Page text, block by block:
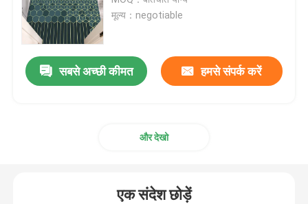
बाथरूम पनरोक कालीन
बच्चों के प्लेरूम गलीचा
मूल्य：negotiable
सबसे अच्छी कीमत हमसे संपर्क करें
और देखो
एक संदेश छोड़ें